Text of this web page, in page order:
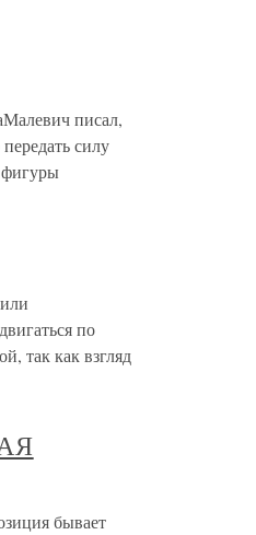
писал,
силу
фигуры
по
так как взгляд
бывает